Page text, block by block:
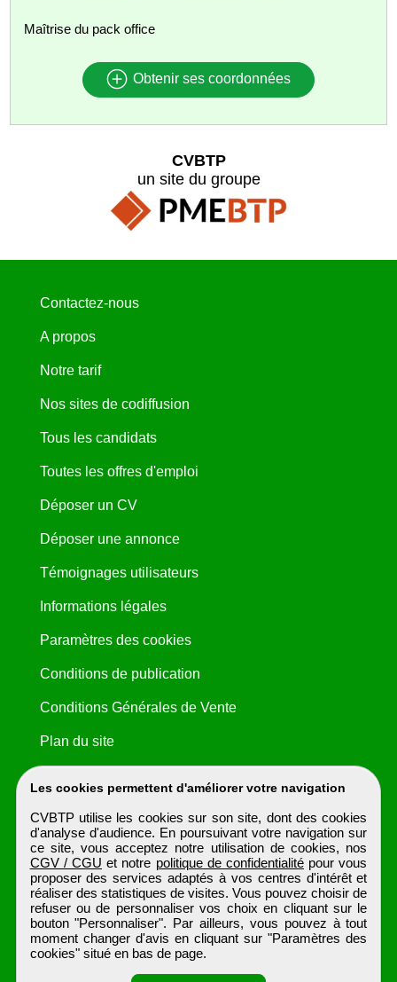
Maîtrise du pack office
Obtenir ses coordonnées
Les cookies permettent d'améliorer votre navigation
CVBTP utilise les cookies sur son site, dont des cookies
d'analyse d'audience. En poursuivant votre navigation sur
ce site, vous acceptez notre utilisation de cookies, nos
CGV / CGU et notre politique de confidentialité pour vous
proposer des services adaptés à vos centres d'intérêt et
réaliser des statistiques de visites. Vous pouvez choisir de
refuser ou de personnaliser vos choix en cliquant sur le
bouton "Personnaliser". Par ailleurs, vous pouvez à tout
moment changer d'avis en cliquant sur "Paramètres des
cookies" situé en bas de page.
CVBTP
un site du groupe
Contactez-nous
A propos
Notre tarif
Nos sites de codiffusion
Tous les candidats
Toutes les offres d'emploi
Déposer un CV
Déposer une annonce
Témoignages utilisateurs
Informations légales
Paramètres des cookies
Conditions de publication
Conditions Générales de Vente
Plan du site